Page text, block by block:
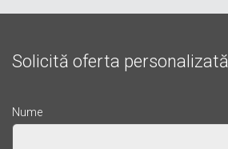
Solicită oferta personalizată
Nume